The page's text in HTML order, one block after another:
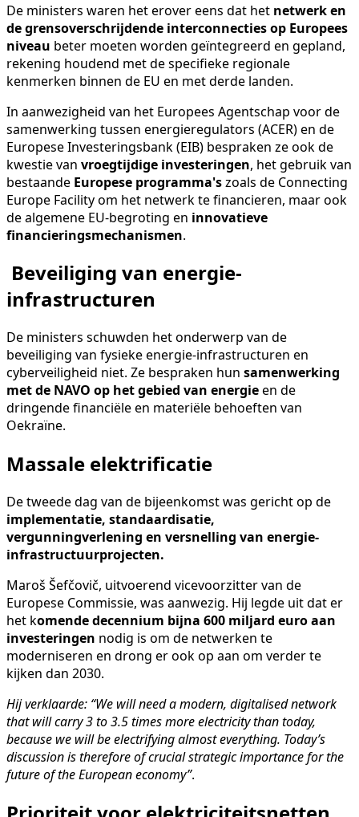
De ministers waren het erover eens dat het netwerk en
de grensoverschrijdende interconnecties op Europees
niveau beter moeten worden geïntegreerd en gepland,
rekening houdend met de specifieke regionale
kenmerken binnen de EU en met derde landen.
In aanwezigheid van het Europees Agentschap voor de
samenwerking tussen energieregulators (ACER) en de
Europese Investeringsbank (EIB) bespraken ze ook de
kwestie van vroegtijdige investeringen, het gebruik van
bestaande Europese programma'szoals de Connecting
Europe Facility om het netwerk te financieren, maar ook
de algemene EU-begroting en innovatieve
financieringsmechanismen.
Beveiliging van energie-
infrastructuren
De ministers schuwden het onderwerp van de
beveiliging van fysieke energie-infrastructuren en
cyberveiligheid niet. Ze bespraken hun samenwerking
met de NAVO op het gebied van energieen de
dringende financiële en materiële behoeften van
Oekraïne.
Massale elektrificatie
De tweede dag van de bijeenkomst was gericht op de
implementatie, standaardisatie,
vergunningverlening en versnelling van energie-
infrastructuurprojecten.
Maroš Šefčovič, uitvoerend vicevoorzitter van de
Europese Commissie, was aanwezig. Hij legde uit dat er
het komende decennium bijna 600 miljard euro aan
investeringen nodig is om de netwerken te
moderniseren en drong er ook op aan om verder te
kijken dan 2030.
Hij verklaarde: “We will need a modern, digitalised network
that will carry 3 to 3.5 times more electricity than today,
because we will be electrifying almost everything. Today’s
discussion is therefore of crucial strategic importance for the
future of the European economy”.